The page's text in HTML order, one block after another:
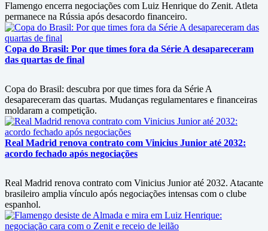
Flamengo encerra negociações com Luiz Henrique do Zenit. Atleta
permanece na Rússia após desacordo financeiro.
Copa do Brasil: Por que times fora da Série A desapareceram
das quartas de final
Copa do Brasil: descubra por que times fora da Série A
desapareceram das quartas. Mudanças regulamentares e financeiras
moldaram a competição.
Real Madrid renova contrato com Vinicius Junior até 2032:
acordo fechado após negociações
Real Madrid renova contrato com Vinicius Junior até 2032. Atacante
brasileiro amplia vínculo após negociações intensas com o clube
espanhol.